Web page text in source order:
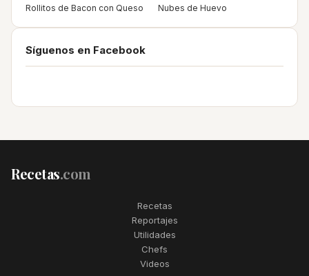
Rollitos de Bacon con Queso Nubes de Huevo
Síguenos en Facebook
Recetas.com
Recetas
Reportajes
Utilidades
Chefs
Videos